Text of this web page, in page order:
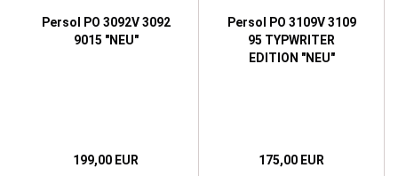
Persol PO 3092V 3092
9015 "NEU"
199,00 EUR
Persol PO 3109V 3109
95 TYPWRITER
EDITION "NEU"
175,00 EUR